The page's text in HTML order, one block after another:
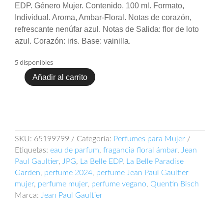
EDP. Género Mujer. Contenido, 100 ml. Formato,
Individual. Aroma, Ambar-Floral. Notas de corazón,
refrescante nenúfar azul. Notas de Salida: flor de loto
azul. Corazón: iris. Base: vainilla.
5 disponibles
Jean
Paradise
Garden
100ml
EDP
cantidad
Añadir al carrito
SKU: 65199799 Categoría: Perfumes para Mujer
Etiquetas: eau de parfum, fragancia floral ámbar, Jean
Paul Gaultier, JPG, La Belle EDP, La Belle Paradise
Garden, perfume 2024, perfume Jean Paul Gaultier
mujer, perfume mujer, perfume vegano, Quentin Bisch
Marca: Jean Paul Gaultier